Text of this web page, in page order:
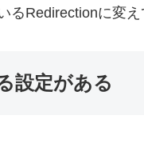
Redirectionに変
設定がある